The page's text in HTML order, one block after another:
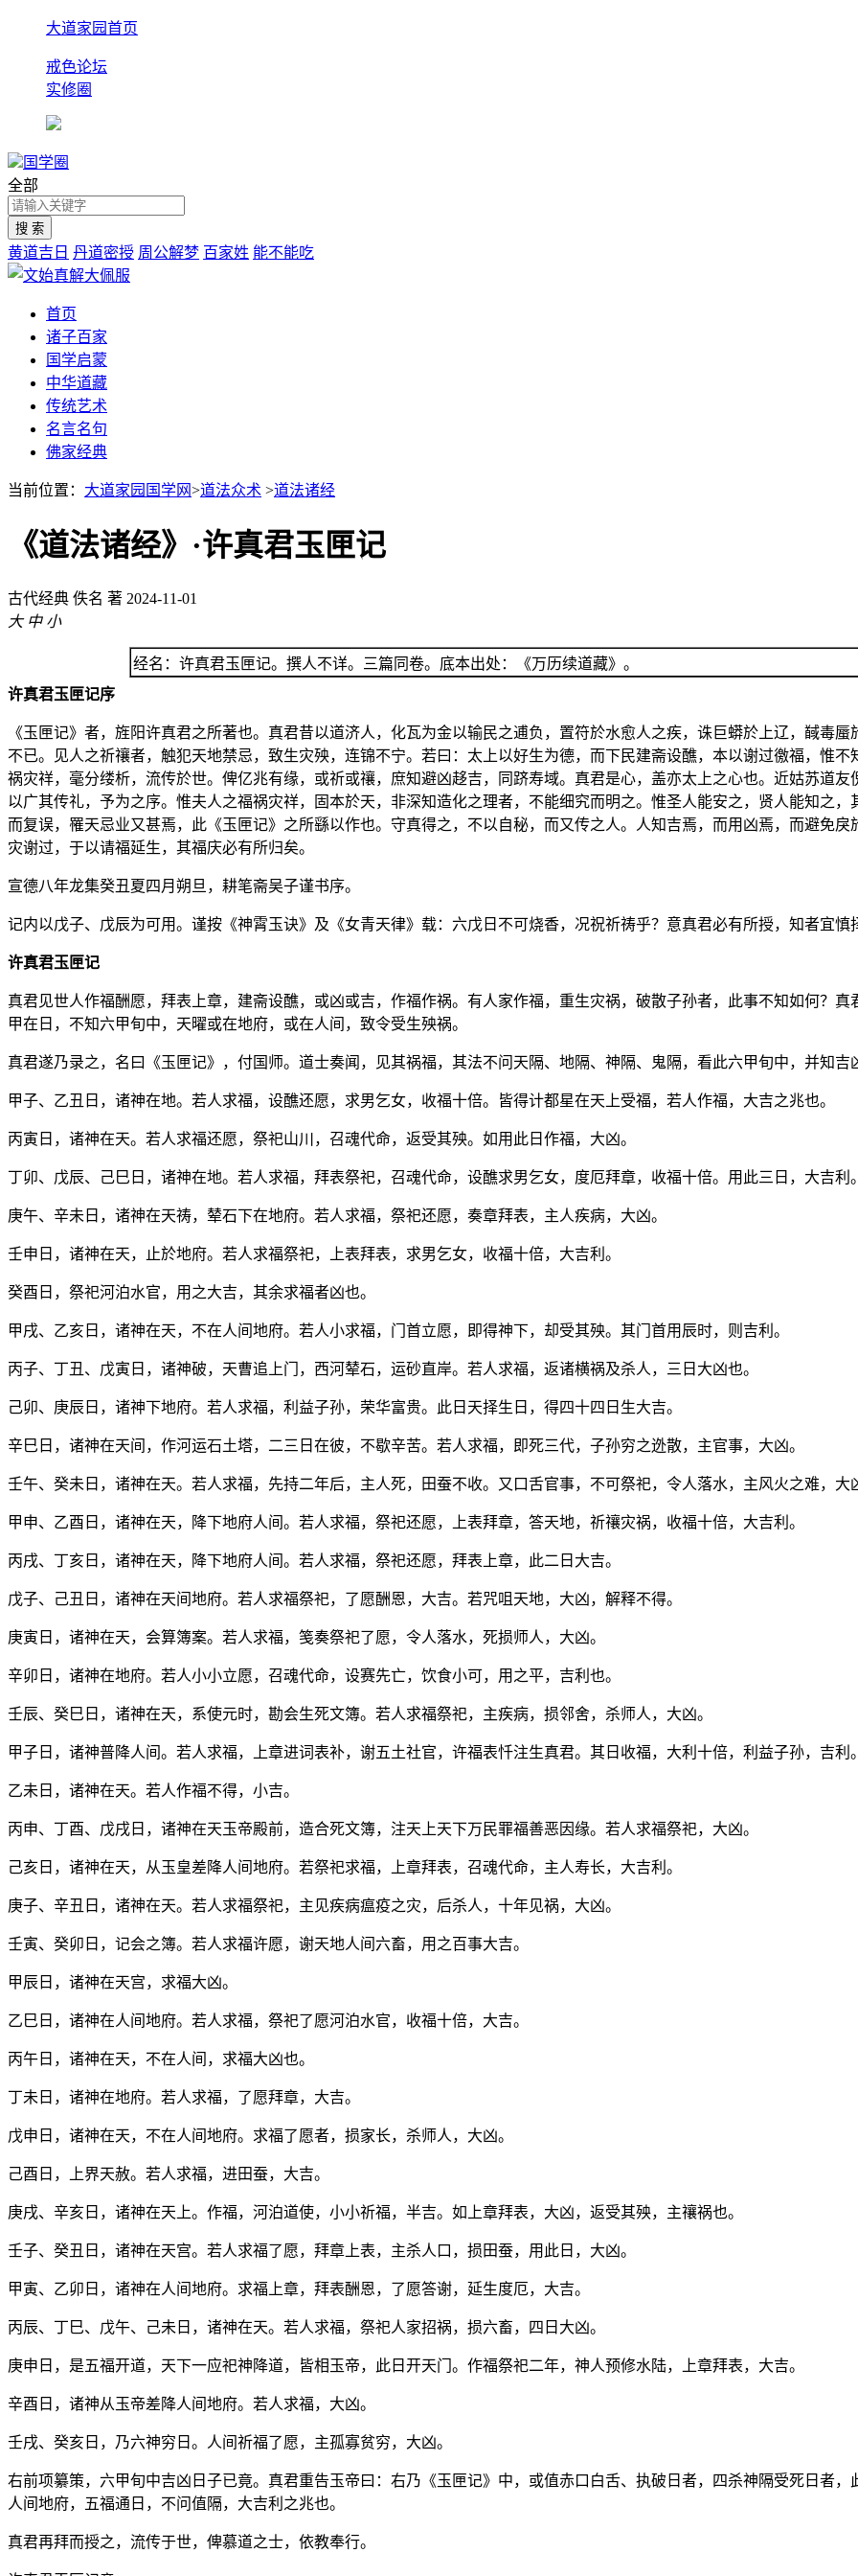
大道家园首页
戒色论坛
实修圈
国学圈
全部
黄道吉日 丹道密授 周公解梦 百家姓 能不能吃
首页
诸子百家
国学启蒙
中华道藏
传统艺术
名言名句
佛家经典
当前位置： 大道家园国学网>道法众术 >道法诸经
《道法诸经》·许真君玉匣记
古代经典 佚名 著 2024-11-01
大 中 小
经名：许真君玉匣记。撰人不详。三篇同卷。底本出处：《万历续道藏》。
许真君玉匣记序
《玉匣记》者，旌阳许真君之所著也。真君昔以道济人，化瓦为金以输民之逋负，置符於水愈人之疾，诛巨蟒於上辽，馘毒
不已。见人之祈禳者，触犯天地禁忌，致生灾殃，连锦不宁。若曰：太上以好生为德，而下民建斋设醮，本以谢过徼福，惟
祸灾祥，毫分缕析，流传於世。俾亿兆有缘，或祈或禳，庶知避凶趍吉，同跻寿域。真君是心，盖亦太上之心也。近姑苏道
以广其传礼，予为之序。惟夫人之福祸灾祥，固本於天，非深知造化之理者，不能细究而明之。惟圣人能安之，贤人能知之
而复误，罹天忌业又甚焉，此《玉匣记》之所繇以作也。守真得之，不以自秘，而又传之人。人知吉焉，而用凶焉，而避免
灾谢过，于以请福延生，其福庆必有所归矣。
宣德八年龙集癸丑夏四月朔旦，耕笔斋吴子谨书序。
记内以戊子、戊辰为可用。谨按《神霄玉诀》及《女青天律》载：六戊日不可烧香，况祝祈祷乎？意真君必有所授，知者宜慎
许真君玉匣记
真君见世人作福酬愿，拜表上章，建斋设醮，或凶或吉，作福作祸。有人家作福，重生灾祸，破散子孙者，此事不知如何？
甲在日，不知六甲旬中，天曜或在地府，或在人间，致令受生殃祸。
真君遂乃录之，名曰《玉匣记》，付国师。道士奏闻，见其祸福，其法不问天隔、地隔、神隔、鬼隔，看此六甲旬中，并知吉
甲子、乙丑日，诸神在地。若人求福，设醮还愿，求男乞女，收福十倍。皆得计都星在天上受福，若人作福，大吉之兆也。
丙寅日，诸神在天。若人求福还愿，祭祀山川，召魂代命，返受其殃。如用此日作福，大凶。
丁卯、戊辰、己巳日，诸神在地。若人求福，拜表祭祀，召魂代命，设醮求男乞女，度厄拜章，收福十倍。用此三日，大吉利
庚午、辛未日，诸神在天祷，辇石下在地府。若人求福，祭祀还愿，奏章拜表，主人疾病，大凶。
壬申日，诸神在天，止於地府。若人求福祭祀，上表拜表，求男乞女，收福十倍，大吉利。
癸酉日，祭祀河泊水官，用之大吉，其余求福者凶也。
甲戌、乙亥日，诸神在天，不在人间地府。若人小求福，门首立愿，即得神下，却受其殃。其门首用辰时，则吉利。
丙子、丁丑、戊寅日，诸神破，天曹追上门，西河辇石，运砂直岸。若人求福，返诸横祸及杀人，三日大凶也。
己卯、庚辰日，诸神下地府。若人求福，利益子孙，荣华富贵。此日天择生日，得四十四日生大吉。
辛巳日，诸神在天间，作河运石土塔，二三日在彼，不歇辛苦。若人求福，即死三代，子孙穷之迯散，主官事，大凶。
壬午、癸未日，诸神在天。若人求福，先持二年后，主人死，田蚕不收。又口舌官事，不可祭祀，令人落水，主风火之难，大
甲申、乙酉日，诸神在天，降下地府人间。若人求福，祭祀还愿，上表拜章，答天地，祈禳灾祸，收福十倍，大吉利。
丙戌、丁亥日，诸神在天，降下地府人间。若人求福，祭祀还愿，拜表上章，此二日大吉。
戊子、己丑日，诸神在天间地府。若人求福祭祀，了愿酬恩，大吉。若咒咀天地，大凶，解释不得。
庚寅日，诸神在天，会算簿案。若人求福，笺奏祭祀了愿，令人落水，死损师人，大凶。
辛卯日，诸神在地府。若人小小立愿，召魂代命，设赛先亡，饮食小可，用之平，吉利也。
壬辰、癸巳日，诸神在天，系使元时，勘会生死文簿。若人求福祭祀，主疾病，损邻舍，杀师人，大凶。
甲子日，诸神普降人间。若人求福，上章进词表补，谢五土社官，许福表忏注生真君。其日收福，大利十倍，利益子孙，吉利
乙未日，诸神在天。若人作福不得，小吉。
丙申、丁酉、戊戌日，诸神在天玉帝殿前，造合死文簿，注天上天下万民罪福善恶因缘。若人求福祭祀，大凶。
己亥日，诸神在天，从玉皇差降人间地府。若祭祀求福，上章拜表，召魂代命，主人寿长，大吉利。
庚子、辛丑日，诸神在天。若人求福祭祀，主见疾病瘟疫之灾，后杀人，十年见祸，大凶。
壬寅、癸卯日，记会之簿。若人求福许愿，谢天地人间六畜，用之百事大吉。
甲辰日，诸神在天宫，求福大凶。
乙巳日，诸神在人间地府。若人求福，祭祀了愿河泊水官，收福十倍，大吉。
丙午日，诸神在天，不在人间，求福大凶也。
丁未日，诸神在地府。若人求福，了愿拜章，大吉。
戊申日，诸神在天，不在人间地府。求福了愿者，损家长，杀师人，大凶。
己酉日，上界天赦。若人求福，进田蚕，大吉。
庚戌、辛亥日，诸神在天上。作福，河泊道使，小小祈福，半吉。如上章拜表，大凶，返受其殃，主禳祸也。
壬子、癸丑日，诸神在天宫。若人求福了愿，拜章上表，主杀人口，损田蚕，用此日，大凶。
甲寅、乙卯日，诸神在人间地府。求福上章，拜表酬恩，了愿答谢，延生度厄，大吉。
丙辰、丁巳、戊午、己未日，诸神在天。若人求福，祭祀人家招祸，损六畜，四日大凶。
庚申日，是五福开道，天下一应祀神降道，皆相玉帝，此日开天门。作福祭祀二年，神人预修水陆，上章拜表，大吉。
辛酉日，诸神从玉帝差降人间地府。若人求福，大凶。
壬戌、癸亥日，乃六神穷日。人间祈福了愿，主孤寡贫穷，大凶。
右前项纂策，六甲旬中吉凶日子已竟。真君重告玉帝曰：右乃《玉匣记》中，或值赤口白舌、执破日者，四杀神隔受死日者
人间地府，五福通日，不问值隔，大吉利之兆也。
真君再拜而授之，流传于世，俾慕道之士，依教奉行。